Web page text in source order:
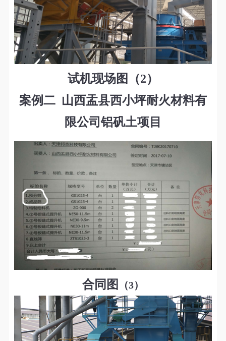
试机现场图（2）
案例二 山西盂县西小坪耐火材料有
限公司铝矾土项目
合同图 （3）